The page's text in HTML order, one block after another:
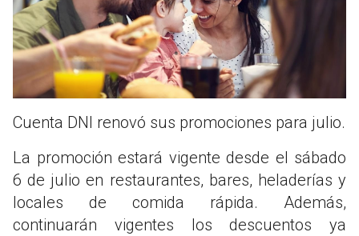
Cuenta DNI renovó sus promociones para julio.
La promoción estará vigente desde el sábado
6 de julio en restaurantes, bares, heladerías y
locales de comida rápida. Además,
continuarán vigentes los descuentos ya